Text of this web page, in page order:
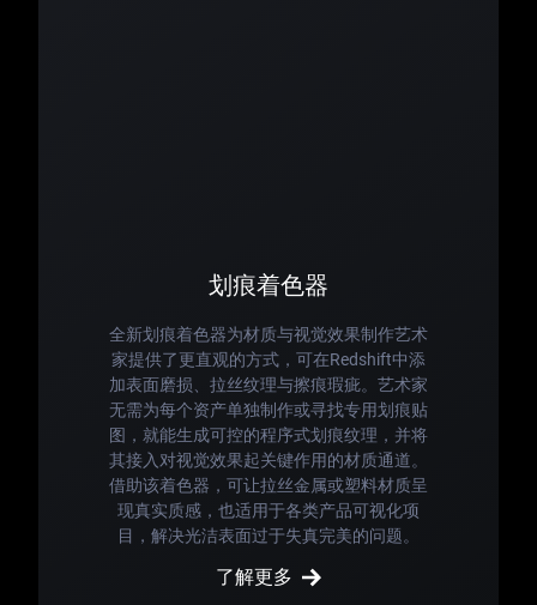
划痕着色器
全新划痕着色器为材质与视觉效果制作艺术
家提供了更直观的方式，可在Redshift中添
加表面磨损、拉丝纹理与擦痕瑕疵。艺术家
无需为每个资产单独制作或寻找专用划痕贴
图，就能生成可控的程序式划痕纹理，并将
其接入对视觉效果起关键作用的材质通道。
借助该着色器，可让拉丝金属或塑料材质呈
现真实质感，也适用于各类产品可视化项
目，解决光洁表面过于失真完美的问题。
了解更多